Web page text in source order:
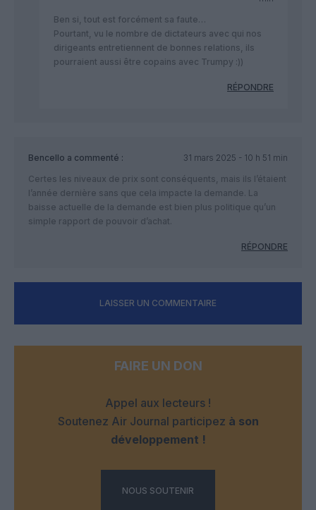
Ben si, tout est forcément sa faute…
Pourtant, vu le nombre de dictateurs avec qui nos
dirigeants entretiennent de bonnes relations, ils
pourraient aussi être copains avec Trumpy :))
RÉPONDRE
Bencello a commenté :
31 mars 2025 - 10 h 51 min
Certes les niveaux de prix sont conséquents, mais ils l’étaient
l’année dernière sans que cela impacte la demande. La
baisse actuelle de la demande est bien plus politique qu’un
simple rapport de pouvoir d’achat.
RÉPONDRE
LAISSER UN COMMENTAIRE
FAIRE UN DON
Appel aux lecteurs !
Soutenez Air Journal participez à son
développement !
NOUS SOUTENIR